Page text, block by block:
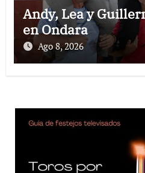
Andy, Lea y
en Ondara
Ago 8, 2026